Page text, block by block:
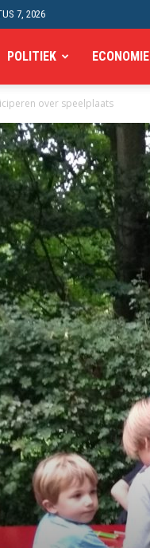
7, 2026
POLITIEK ECONOMIE
over speelplaats